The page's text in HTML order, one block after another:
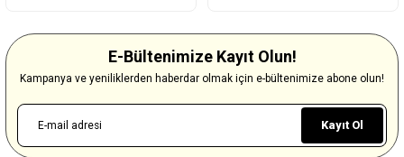
E-Bültenimize Kayıt Olun!
Kampanya ve yeniliklerden haberdar olmak için e-bültenimize abone olun!
Kayıt Ol